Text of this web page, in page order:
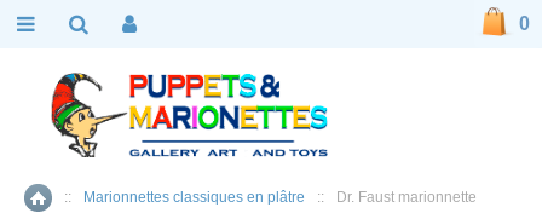
Accueil
:: Marionnettes classiques en plâtre :: Dr. Faust marionnette
0